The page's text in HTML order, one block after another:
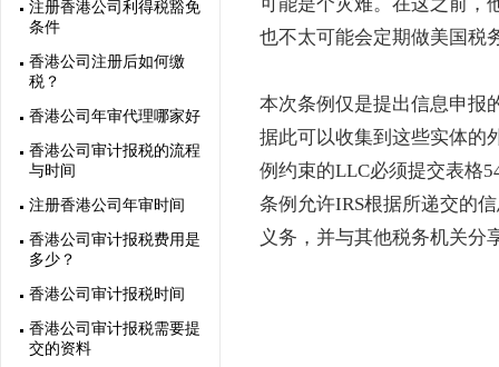
注册香港公司利得税豁免
条件
香港公司注册后如何缴
税？
香港公司年审代理哪家好
香港公司审计报税的流程
与时间
注册香港公司年审时间
香港公司审计报税费用是
多少？
香港公司审计报税时间
香港公司审计报税需要提
交的资料
也不太可能会定期做美国税
本次条例仅是提出信息申报
据此可以收集到这些实体
例约束的LLC必须提交表格
条例允许IRS根据所递交的
义务，并与其他税务机关分